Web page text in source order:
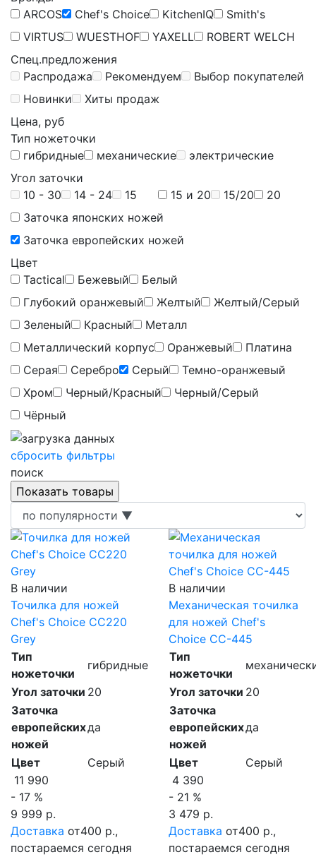
ARCOS
Chef's Choice KitchenIQ
Smith's
VIRTUS
WUESTHOF YAXELL
ROBERT WELCH
Спец.предложения
Распродажа
Рекомендуем
Выбор покупателей
Новинки
Хиты продаж
Цена, руб
Тип ножеточки
гибридные
механические
электрические
Угол заточки
10 - 30
14 - 24 15 15 и 20 15/20
20
Заточка японских ножей
Заточка европейских ножей
Цвет
Tactical
Бежевый
Белый
Глубокий оранжевый
Желтый
Желтый/Серый
Зеленый
Красный
Металл
Металлический корпус
Оранжевый
Платина
Серая
Серебро Серый
Темно-оранжевый
Хром
Черный/Красный
Черный/Серый
Чёрный
сбросить фильтры
поиск
В наличии
Точилка для ножей
Chef's Choice CC220
Grey
Тип
ножеточки
гибридные
Угол заточки 20
Заточка
европейских
ножей
да
Цвет
Серый
11 990
- 17 %
9 999 р.
Доставка от400 р.,
постараемся сегодня
В наличии
Механическая точилка
для ножей Chef's
Choice CC-445
Тип
ножеточки
Угол заточки 20
Заточка
европейских
ножей
да
Цвет
Серый
4 390
- 21 %
3 479 р.
Доставка от400 р.,
постараемся сегодня